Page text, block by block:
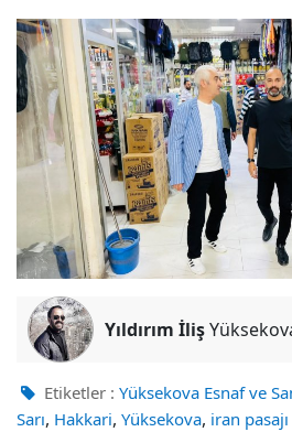
Yıldırım İliş
Etiketler : Yüksekova Esnaf ve
Sarı, Hakkari, Yüksekova, iran pasajı